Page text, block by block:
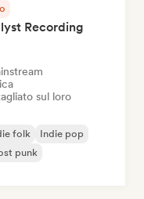
Recording
sul loro
folk
Indie pop
punk